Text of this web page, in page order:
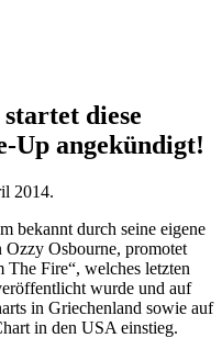
diese
Up angekündigt!
2014.
bekannt durch seine eigene
Osbourne, promotet
The Fire“, welches letzten
wurde und auf
in Griechenland sowie auf
in den USA einstieg.